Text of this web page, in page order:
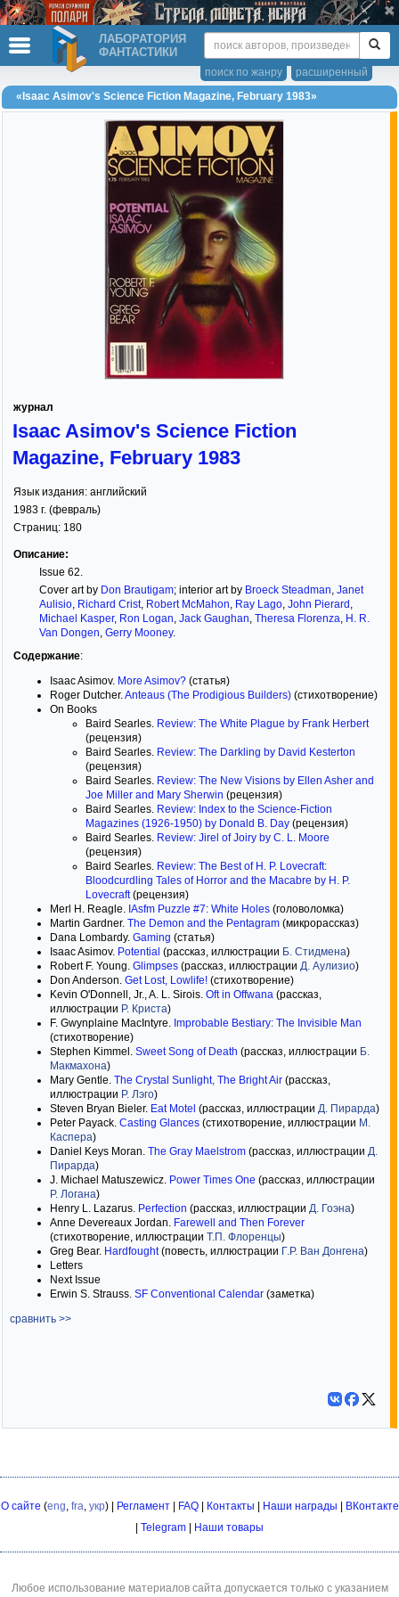
ЛАБОРАТОРИЯ
ФАНТАСТИКИ
расширенный
поиск по жанру
«Isaac Asimov's Science Fiction Magazine, February 1983»
журнал
Isaac Asimov's Science Fiction
Magazine, February 1983
Язык издания: английский
1983 г. (февраль)
Страниц: 180
Описание:
Issue 62.
Cover art by Don Brautigam; interior art by Broeck Steadman, Janet
Aulisio, Richard Crist, Robert McMahon, Ray Lago, John Pierard ,
Michael Kasper, Ron Logan, Jack Gaughan, Theresa Florenza, H. R.
Van Dongen, Gerry Mooney.
Содержание:
Isaac Asimov. More Asimov? (статья)
Roger Dutcher.Anteaus (The Prodigious Builders) (стихотворение)
On Books
Baird Searles. Review: The White Plague by Frank Herbert
(рецензия)
Baird Searles. Review: The Darkling by David Kesterton
(рецензия)
Baird Searles. Review: The New Visions by Ellen Asher and
Joe Miller and Mary Sherwin (рецензия)
Baird Searles. Review: Index to the Science-Fiction
Magazines (1926-1950) by Donald B. Day (рецензия)
Baird Searles. Review: Jirel of Joiry by C. L. Moore
(рецензия)
Baird Searles. Review: The Best of H. P. Lovecraft:
Bloodcurdling Tales of Horror and the Macabre by H. P.
Lovecraft(рецензия)
Merl H. Reagle. IAsfm Puzzle #7: White Holes (головоломка)
Martin Gardner. The Demon and the Pentagram (микрорассказ)
Dana Lombardy. Gaming (статья)
Isaac Asimov. Potential (рассказ, иллюстрации Б. Стидмена)
Robert F. Young. Glimpses (рассказ, иллюстрации Д. Аулизио)
Don Anderson. Get Lost, Lowlife! (стихотворение)
Kevin O'Donnell, Jr., A. L. Sirois. Oft in Offwana (рассказ,
иллюстрации Р. Криста)
F. Gwynplaine MacIntyre. Improbable Bestiary: The Invisible Man
(стихотворение)
Stephen Kimmel. Sweet Song of Death (рассказ, иллюстрации Б.
Макмахона)
Mary Gentle. The Crystal Sunlight, The Bright Air (рассказ,
иллюстрации Р. Лэго)
Steven Bryan Bieler. Eat Motel (рассказ, иллюстрации Д. Пирарда)
Peter Payack. Casting Glances (стихотворение, иллюстрации М.
Каспера)
Daniel Keys Moran. The Gray Maelstrom (рассказ, иллюстрации Д.
Пирарда)
J. Michael Matuszewicz. Power Times One (рассказ, иллюстрации
Р. Логана)
Henry L. Lazarus. Perfection (рассказ, иллюстрации Д. Гоэна)
Anne Devereaux Jordan. Farewell and Then Forever
(стихотворение, иллюстрации Т.П. Флоренцы)
Greg Bear. Hardfought(повесть, иллюстрации Г.Р. Ван Донгена)
Letters
Next Issue
Erwin S. Strauss. SF Conventional Calendar (заметка)
сравнить >>
О сайте (eng, fra, укр) | Регламент| FAQ| Контакты Наши награды
ВКонтакте
Telegram Наши товары
Любое использование материалов сайта допускается только с указанием